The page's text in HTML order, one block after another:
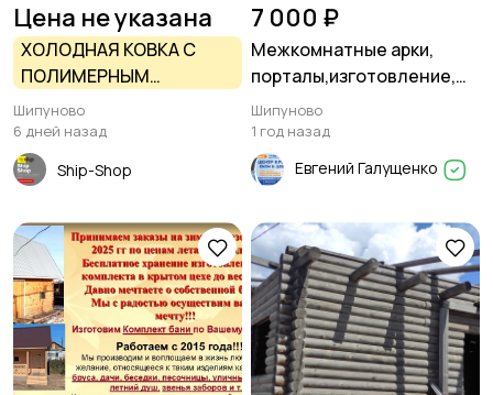
Цена не указана
ХОЛОДНАЯ КОВКА С
ПОЛИМЕРНЫМ
ПОКРЫТИЕМ В
ШИПУНОВО
Шипуново
6 дней назад
Ship-Shop
7 000 ₽
Межкомнатные арки,
порталы,изготовление,
монтаж
Шипуново
1 год назад
Евгений Галущенко